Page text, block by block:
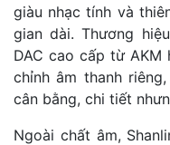
giàu nhạc tính và
gian dài. Thương
DAC cao cấp từ AKM
chỉnh âm thanh
cân bằng, chi tiết
Ngoài chất âm,